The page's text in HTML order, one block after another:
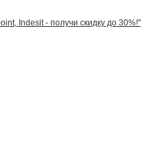
Indesit - получи скидку до 30%!"